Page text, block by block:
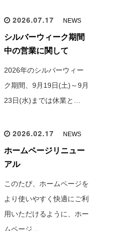
2026.07.17 NEWS
シルバーウィーク期間
中の営業に関して
2026年のシルバーウィー
ク期間、9月19日(土)～9月
23日(水)までは休業と…
2026.02.17 NEWS
ホームページリニュー
アル
このたび、ホームページを
より使いやすく快適にご利
用いただけるように、ホー
ムページ…